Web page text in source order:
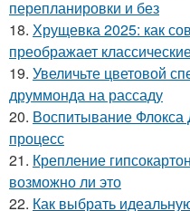
перепланировки и без
18. Хрущевка 2025: как
преображает
19. Увеличьте цветовой
друммонда на рассаду
20. Воспитывание
процесс
21. Крепление
возможно ли это
22. Как выбрать